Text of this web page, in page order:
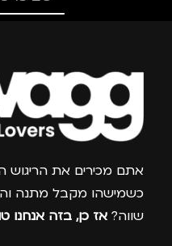
אתם מכירים את הריגוש
כשמישהו מקבל מתנה
שווה? אז כן, בזה אנחנו